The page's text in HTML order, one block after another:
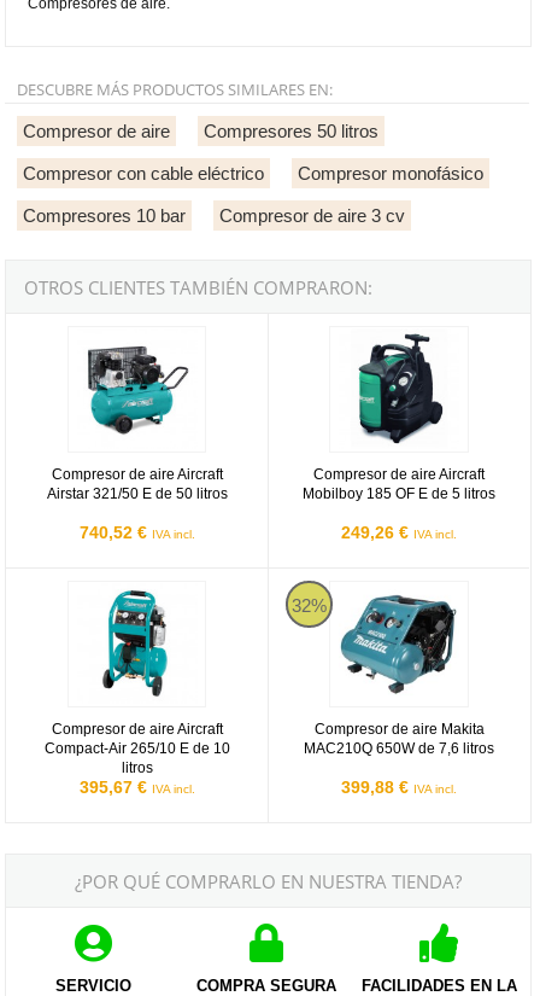
DESCUBRE MÁS PRODUCTOS SIMILARES EN:
Compresor de aire Compresores 50 litros
Compresor con cable eléctrico Compresor monofásico
Compresores 10 bar Compresor de aire 3 cv
OTROS CLIENTES TAMBIÉN COMPRARON:
Compresor de aire Aircraft
Airstar 321/50 E de 50 litros
740,52 € IVA incl.
Compresor de aire Aircraft
Mobilboy 185 OF E de 5 litros
249,26 € IVA incl.
Compresor de aire Aircraft
Compact-Air 265/10 E de 10
litros
395,67 € IVA incl.
Compresor de aire Aircraft Compact-Air 265/10 E de 10 litros
32%
Compresor de aire Makita
MAC210Q 650W de 7,6 litros
399,88 € IVA incl.
Compresor de aire Makita
¿POR QUÉ COMPRARLO EN NUESTRA TIENDA?
SERVICIO
COMPRA SEGURA
FACILIDADES EN LA